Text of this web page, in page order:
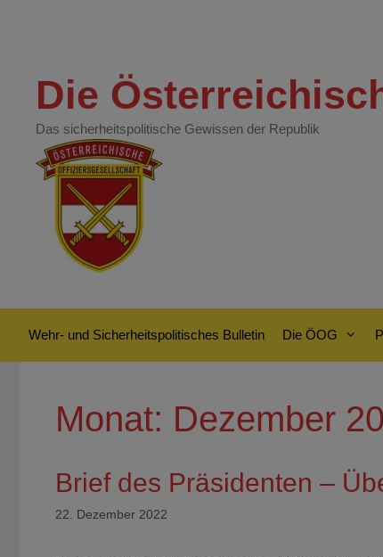
Die
Das sicherheitspolitische Gewissen der Republik
Wehr- und Sicherheitspolitisches Bulletin Die ÖOG
Monat: Dezember
Brief des Präsidenten –
22. Dezember 2022